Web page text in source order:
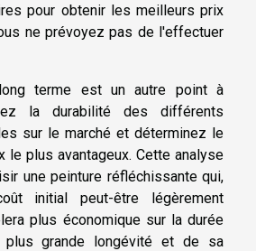
pour obtenir les meilleurs prix
ne prévoyez pas de l'effectuer
terme est un autre point à
la durabilité des différents
sur le marché et déterminez le
le plus avantageux. Cette analyse
une peinture réfléchissante qui,
initial peut-être légèrement
plus économique sur la durée
grande longévité et de sa